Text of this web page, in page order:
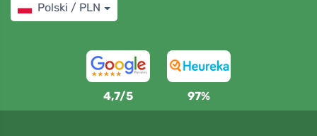
Polski / PLN
4,7/5 97%